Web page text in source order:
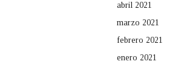
abril 2021
marzo 2021
febrero 2021
enero 2021